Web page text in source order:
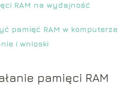
RAM na wydajność
pamięć RAM w komputerze
i wnioski
pamięci RAM